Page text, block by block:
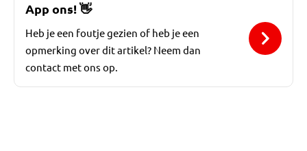
App ons!👋
Heb je een foutje gezien of heb je een
opmerking over dit artikel? Neem dan
contact met ons op.